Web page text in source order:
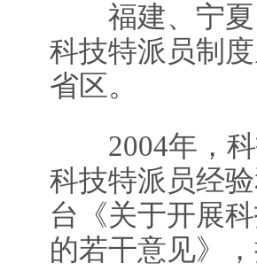
福建、宁夏
科技特派员制
省区。
2004年，科
科技特派员经
台《关于开展
的若干意见》